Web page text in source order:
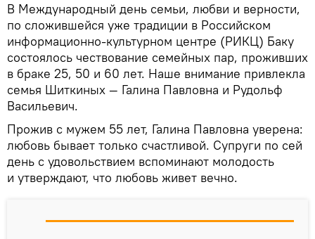
В Международный день семьи, любви и верности,
по сложившейся уже традиции в Российском
информационно-культурном центре (РИКЦ) Баку
состоялось чествование семейных пар, проживших
в браке 25, 50 и 60 лет. Наше внимание привлекла
семья Шиткиных — Галина Павловна и Рудольф
Васильевич.
Прожив с мужем 55 лет, Галина Павловна уверена:
любовь бывает только счастливой. Супруги по сей
день с удовольствием вспоминают молодость
и утверждают, что любовь живет вечно.